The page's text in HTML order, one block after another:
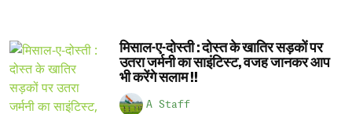
मिसाल-ए-दोस्ती : दोस्त के खातिर सड़कों पर
उतरा जर्मनी का साइंटिस्ट, वजह जानकर आप
भी करेंगे सलाम !!
A Staff